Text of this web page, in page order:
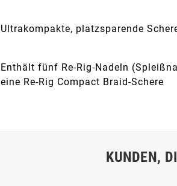
Ultrakompakte, platzsparende
Enthält fünf Re-Rig-Nadeln
eine Re-Rig Compact Braid-Schere
KUNDEN,